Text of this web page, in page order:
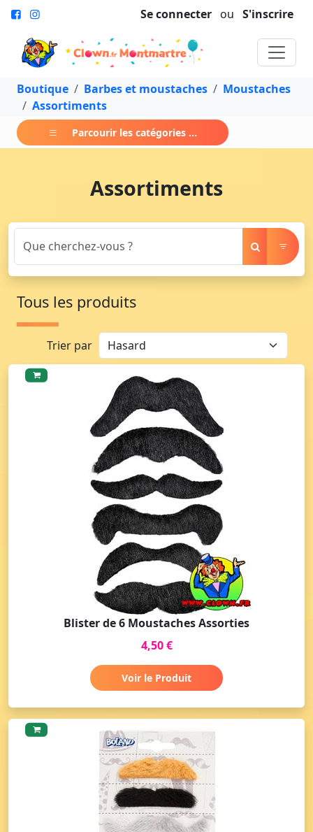
Se connecter ou S'inscrire
Boutique Barbes et moustaches
Moustaches
Assortiments
Parcourir les catégories ...
Assortiments
Tous les produits
Trier par
Blister de 6 Moustaches Assorties
4,50 €
Voir le Produit